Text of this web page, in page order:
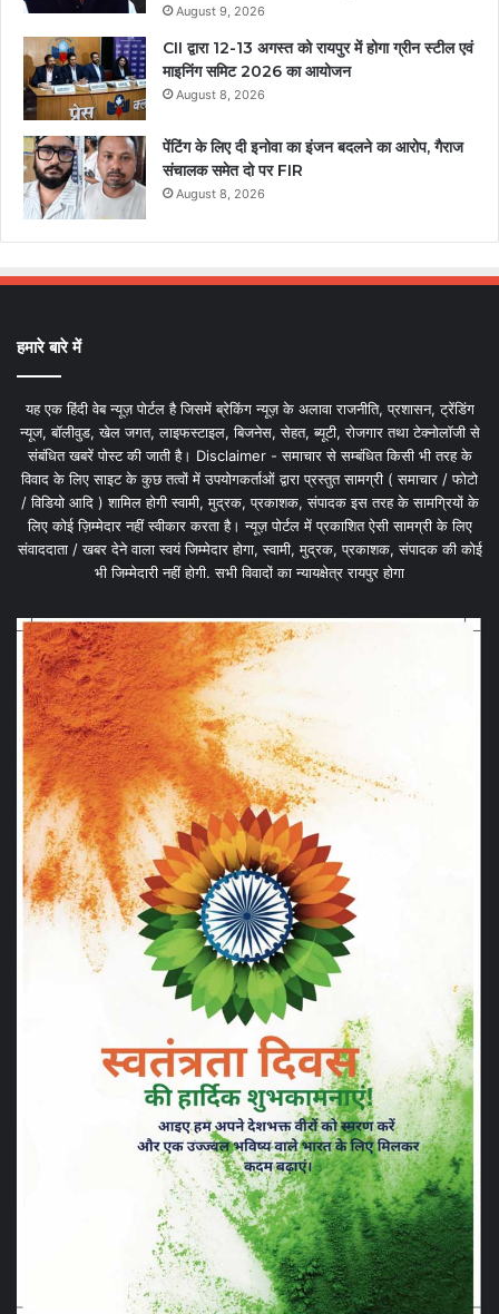
August 9, 2026
CII द्वारा 12-13 अगस्त को रायपुर में होगा ग्रीन स्टील एवं
माइनिंग समिट 2026 का आयोजन
August 8, 2026
पेंटिंग के लिए दी इनोवा का इंजन बदलने का आरोप, गैराज
संचालक समेत दो पर FIR
August 8, 2026
हमारे बारे में
यह एक हिंदी वेब न्यूज़ पोर्टल है जिसमें ब्रेकिंग न्यूज़ के अलावा राजनीति, प्रशासन, ट्रेंडिंग
न्यूज, बॉलीवुड, खेल जगत, लाइफस्टाइल, बिजनेस, सेहत, ब्यूटी, रोजगार तथा टेक्नोलॉजी से
संबंधित खबरें पोस्ट की जाती है। Disclaimer - समाचार से सम्बंधित किसी भी तरह के
विवाद के लिए साइट के कुछ तत्वों में उपयोगकर्ताओं द्वारा प्रस्तुत सामग्री ( समाचार / फोटो
/ विडियो आदि ) शामिल होगी स्वामी, मुद्रक, प्रकाशक, संपादक इस तरह के सामग्रियों के
लिए कोई ज़िम्मेदार नहीं स्वीकार करता है। न्यूज़ पोर्टल में प्रकाशित ऐसी सामग्री के लिए
संवाददाता / खबर देने वाला स्वयं जिम्मेदार होगा, स्वामी, मुद्रक, प्रकाशक, संपादक की कोई
भी जिम्मेदारी नहीं होगी. सभी विवादों का न्यायक्षेत्र रायपुर होगा